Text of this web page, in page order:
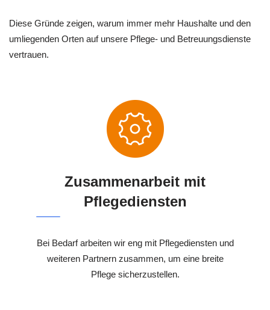
Diese Gründe zeigen, warum immer mehr Haushalte und den
umliegenden Orten auf unsere Pflege- und Betreuungsdienste
vertrauen.
Zusammenarbeit mit
Pflegediensten
Bei Bedarf arbeiten wir eng mit Pflegediensten und
weiteren Partnern zusammen, um eine breite
Pflege sicherzustellen.